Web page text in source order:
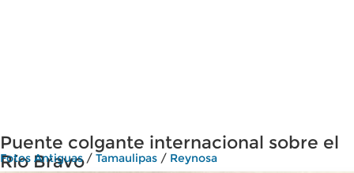
Puente colgante internacional sobre el
Río Bravo
Fotos Antiguas/ Tamaulipas / Reynosa